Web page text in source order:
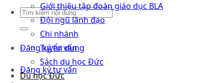
Đăng ký tư vấn
Đăng ký tư vấn
Giới thiệu tập đoàn giáo dục BLA
Đội ngũ lãnh đạo
Chi nhánh
Tuyển dụng
Sách du học Đức
Du học Đức